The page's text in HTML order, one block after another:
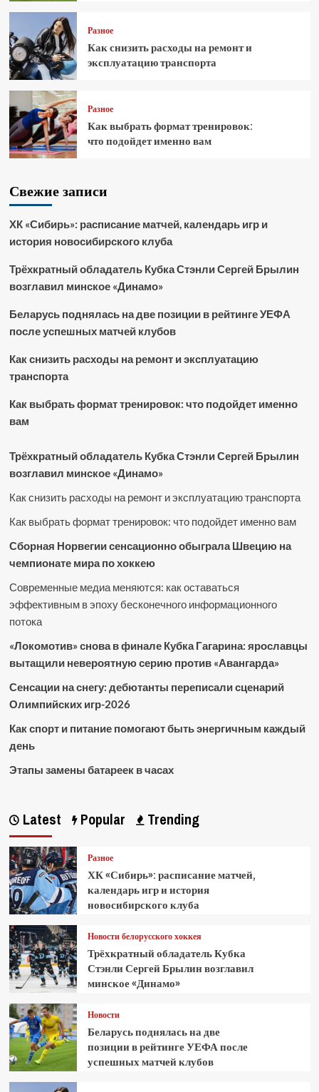
Разное
Как снизить расходы на ремонт и
эксплуатацию транспорта
Разное
Как выбрать формат тренировок:
что подойдет именно вам
Свежие записи
ХК «Сибирь»: расписание матчей, календарь игр и
история новосибирского клуба
Трёхкратный обладатель Кубка Стэнли Сергей Брылин
возглавил минское «Динамо»
Беларусь поднялась на две позиции в рейтинге УЕФА
после успешных матчей клубов
Как снизить расходы на ремонт и эксплуатацию
транспорта
Как выбрать формат тренировок: что подойдет именно
вам
Трёхкратный обладатель Кубка Стэнли Сергей Брылин
возглавил минское «Динамо»
Как снизить расходы на ремонт и эксплуатацию транспорта
Как выбрать формат тренировок: что подойдет именно вам
Сборная Норвегии сенсационно обыграла Швецию на
чемпионате мира по хоккею
Современные медиа меняются: как оставаться
эффективным в эпоху бесконечного информационного
потока
«Локомотив» снова в финале Кубка Гагарина: ярославцы
вытащили невероятную серию против «Авангарда»
Сенсации на снегу: дебютанты переписали сценарий
Олимпийских игр-2026
Как спорт и питание помогают быть энергичным каждый
день
Этапы замены батареек в часах
Latest Popular Trending
Разное
ХК «Сибирь»: расписание матчей,
календарь игр и история
новосибирского клуба
Новости белорусского хоккея
Трёхкратный обладатель Кубка
Стэнли Сергей Брылин возглавил
минское «Динамо»
Новости
Беларусь поднялась на две
позиции в рейтинге УЕФА после
успешных матчей клубов